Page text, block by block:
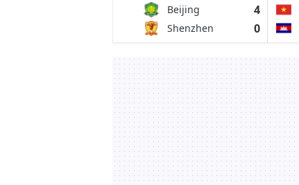
Beijing
Guoan
4
Shenzhen
0